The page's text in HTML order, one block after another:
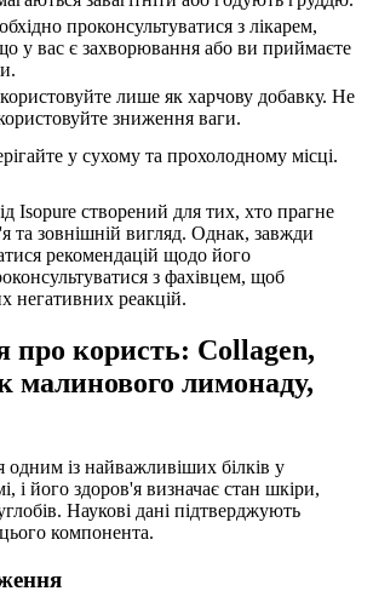
проконсультуватися з лікарем,
у вас є захворювання або ви приймаєте
лише як харчову добавку. Не
зниження ваги.
у сухому та прохолодному місці.
Isopure створений для тих, хто прагне
та зовнішній вигляд. Однак, завжди
рекомендацій щодо його
з фахівцем, щоб
негативних реакцій.
про користь: Collagen,
малинового лимонаду,
одним із найважливіших білків у
і його здоров'я визначає стан шкіри,
Наукові дані підтверджують
компонента.